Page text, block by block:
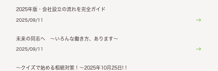
2025年版・会社設立の流れを完全ガイド
2025/09/11
未来の同志へ ～いろんな働き方、あります～
2025/09/11
～クイズで始める相続対策！～2025年10月25日!！